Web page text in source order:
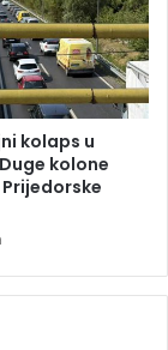
kolaps u
kolone